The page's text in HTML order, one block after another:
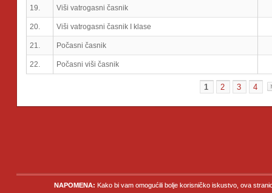
19. Viši vatrogasni časnik
20. Viši vatrogasni časnik I klase
21. Počasni časnik
22. Počasni viši časnik
1 2 3 4
NAPOMENA: Kako bi vam omogućili bolje korisničko iskustvo, ova